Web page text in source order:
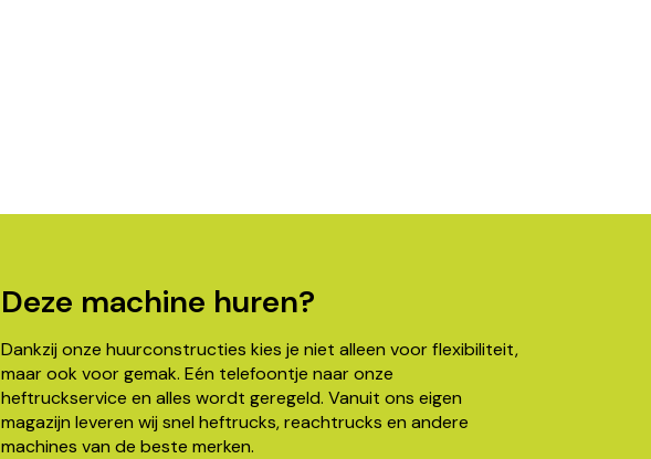
Deze machine huren?
Dankzij onze huurconstructies kies je niet alleen voor flexibiliteit,
maar ook voor gemak. Eén telefoontje naar onze
heftruckservice en alles wordt geregeld. Vanuit ons eigen
magazijn leveren wij snel heftrucks, reachtrucks en andere
machines van de beste merken.